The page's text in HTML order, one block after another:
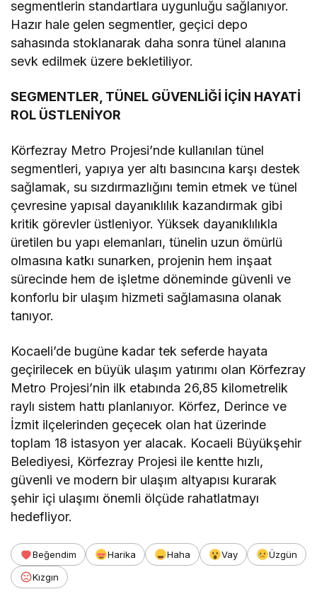
segmentlerin standartlara uygunluğu sağlanıyor.
Hazır hale gelen segmentler, geçici depo
sahasında stoklanarak daha sonra tünel alanına
sevk edilmek üzere bekletiliyor.
SEGMENTLER, TÜNEL GÜVENLİĞİ İÇİN HAYATİ
ROL ÜSTLENİYOR
Körfezray Metro Projesi’nde kullanılan tünel
segmentleri, yapıya yer altı basıncına karşı destek
sağlamak, su sızdırmazlığını temin etmek ve tünel
çevresine yapısal dayanıklılık kazandırmak gibi
kritik görevler üstleniyor. Yüksek dayanıklılıkla
üretilen bu yapı elemanları, tünelin uzun ömürlü
olmasına katkı sunarken, projenin hem inşaat
sürecinde hem de işletme döneminde güvenli ve
konforlu bir ulaşım hizmeti sağlamasına olanak
tanıyor.
Kocaeli’de bugüne kadar tek seferde hayata
geçirilecek en büyük ulaşım yatırımı olan Körfezray
Metro Projesi’nin ilk etabında 26,85 kilometrelik
raylı sistem hattı planlanıyor. Körfez, Derince ve
İzmit ilçelerinden geçecek olan hat üzerinde
toplam 18 istasyon yer alacak. Kocaeli Büyükşehir
Belediyesi, Körfezray Projesi ile kentte hızlı,
güvenli ve modern bir ulaşım altyapısı kurarak
şehir içi ulaşımı önemli ölçüde rahatlatmayı
hedefliyor.
Beğendim Harika Haha Vay
Üzgün
Kızgın